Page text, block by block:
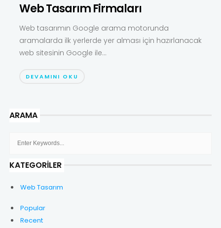
Web Tasarım Firmaları
Web tasarımın Google arama motorunda
aramalarda ilk yerlerde yer alması için hazırlanacak
web sitesinin Google ile...
DEVAMINI OKU
ARAMA
KATEGORILER
Web Tasarım
Popular
Recent